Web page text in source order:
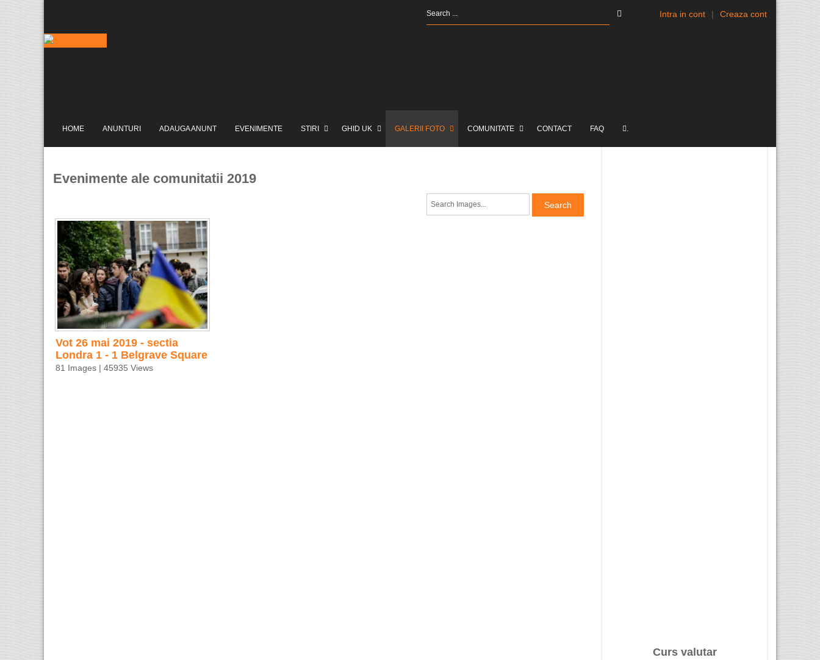
Intra in cont | Creaza cont
HOME ANUNTURI ADAUGA ANUNT EVENIMENTE STIRI GHID UK GALERII FOTO COMUNITATE CONTACT FAQ .
Evenimente ale comunitatii 2019
Vot 26 mai 2019 - sectia
Londra 1 - 1 Belgrave Square
81 Images | 45935 Views
Curs valutar